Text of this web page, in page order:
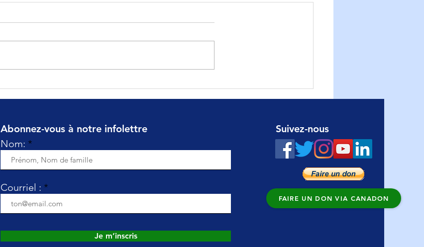
Plus forts, plus engagés
que jamais
Abonnez-vous à notre infolettre
Nom:
Courriel :
Je m’inscris
Suivez-nous
FAIRE UN DON VIA CANADON